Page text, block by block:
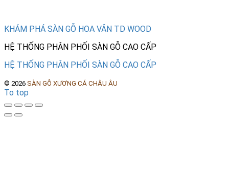
KHÁM PHÁ SÀN GỖ HOA VĂN TD WOOD
HỆ THỐNG PHÂN PHỐI SÀN GỖ CAO CẤP
HỆ THỐNG PHÂN PHỐI SÀN GỖ CAO CẤP
© 2026 SÀN GỖ XƯƠNG CÁ CHÂU ÂU
To top